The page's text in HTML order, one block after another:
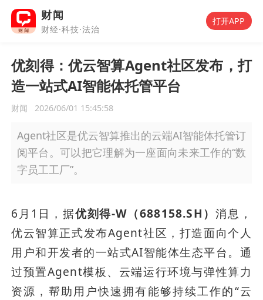
财闻
财经·科技·法治
打开APP
优刻得：优云智算Agent社区发布，打
造一站式AI智能体托管平台
财闻 2026/06/01 15:45:58
Agent社区是优云智算推出的云端AI智能体托管订
阅平台。可以把它理解为一座面向未来工作的“数
字员工工厂”。
6月1日，据优刻得-W（688158.SH）消息，
优云智算正式发布Agent社区，打造面向个人
用户和开发者的一站式AI智能体生态平台。通
过预置Agent模板、云端运行环境与弹性算力
资源，帮助用户快速拥有能够持续工作的“云